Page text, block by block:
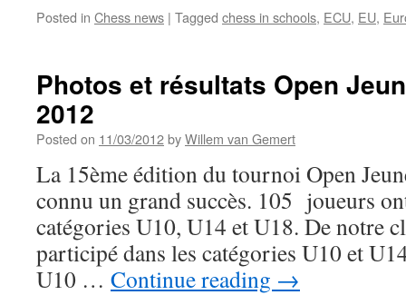
Posted in Chess news | Tagged chess in schools, ECU, EU,
Photos et résultats Open
2012
Posted on 11/03/2012byWillem van Gemert
La 15ème édition du tournoi Open
connu un grand succès. 105 joueurs
catégories U10, U14 et U18. De notre
participé dans les catégories U10 et
U10 … Continue reading →